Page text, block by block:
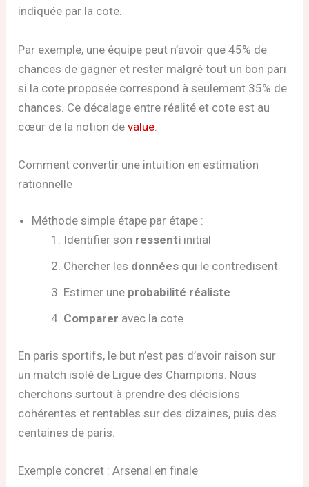
indiquée par la cote.
Par exemple, une équipe peut n’avoir que 45% de
chances de gagner et rester malgré tout un bon pari
si la cote proposée correspond à seulement 35% de
chances. Ce décalage entre réalité et cote est au
cœur de la notion devalue
Comment convertir une intuition en estimation
rationnelle
Méthode simple étape par étape :
Identifier son ressentiinitial
Chercher les donnéesqui le contredisent
Estimer une probabilité réaliste
Comparer avec la cote
En paris sportifs, le but n’est pas d’avoir raison sur
un match isolé de Ligue des Champions. Nous
cherchons surtout à prendre des décisions
cohérentes et rentables sur des dizaines, puis des
centaines de paris.
Exemple concret : Arsenal en finale